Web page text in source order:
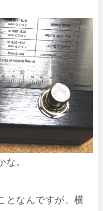
。
となんですが、横